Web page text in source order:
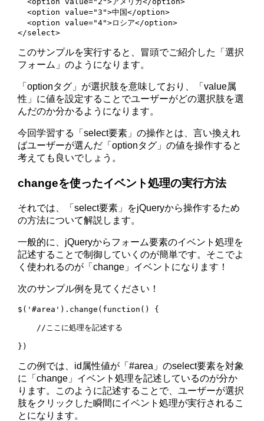
  <option value="3">中国</option>
  <option value="4">ロシア</option>
</select>
このサンプルを実行すると、冒頭でご紹介した「選択
フォーム」のようになります。
「optionタグ」が選択肢を意味しており、「value属
性」に値を設定することでユーザーがどの選択肢を選
んだのか分かるようになります。
今回学習する「select要素」の操作とは、言い換えれ
ばユーザーが選んだ「optionタグ」の値を操作すると
考えても良いでしょう。
changeを使ったイベント処理の実行方法
それでは、「select要素」をjQueryから操作するため
の方法について解説します。
一般的に、jQueryからフォーム要素のイベント処理を
記述することで制御していくのが簡単です。そこでよ
く使われるのが「change」イベントになります！
次のサンプル例を見てください！
$('#area').change(function() {
    //ここに処理を記述する
})
この例では、id属性値が「#area」のselect要素を対象
に「change」イベント処理を記述しているのが分か
ります。このように記述することで、ユーザーが選択
肢をクリックした瞬間にイベント処理が実行されるこ
とになります。